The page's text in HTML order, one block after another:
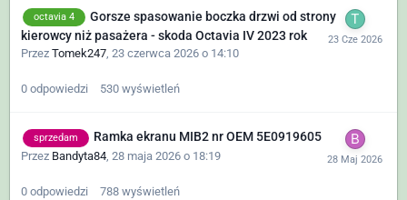
octavia 4
Gorsze spasowanie boczka drzwi od strony
kierowcy niż pasażera - skoda Octavia IV 2023 rok
Przez Tomek247, 23 czerwca 2026 o 14:10
0 odpowiedzi 530 wyświetleń
sprzedam Ramka ekranu MIB2 nr OEM 5E0919605
Przez Bandyta84 28 maja 2026 o 18:19
0 odpowiedzi 788 wyświetleń